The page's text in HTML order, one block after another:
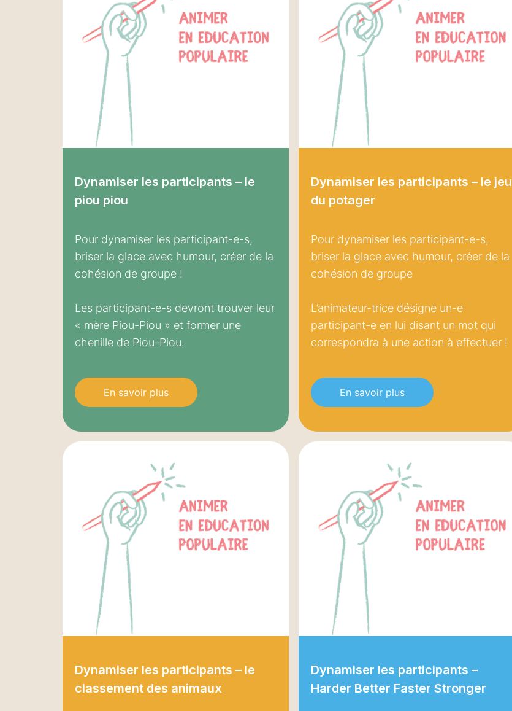
Dynamiser les participants – le
piou piou
Pour dynamiser les participant-e-s,
briser la glace avec humour, créer de la
cohésion de groupe !
Les participant-e-s devront trouver leur
« mère Piou-Piou » et former une
chenille de Piou-Piou.
En savoir plus
Dynamiser les participants – le jeu
du potager
Pour dynamiser les participant-e-s,
briser la glace avec humour, créer de la
cohésion de groupe
L’animateur-trice désigne un-e
participant-e en lui disant un mot qui
correspondra à une action à effectuer !
En savoir plus
Dynamiser les participants – le
classement des animaux
Dynamiser les participants –
Harder Better Faster Stronger